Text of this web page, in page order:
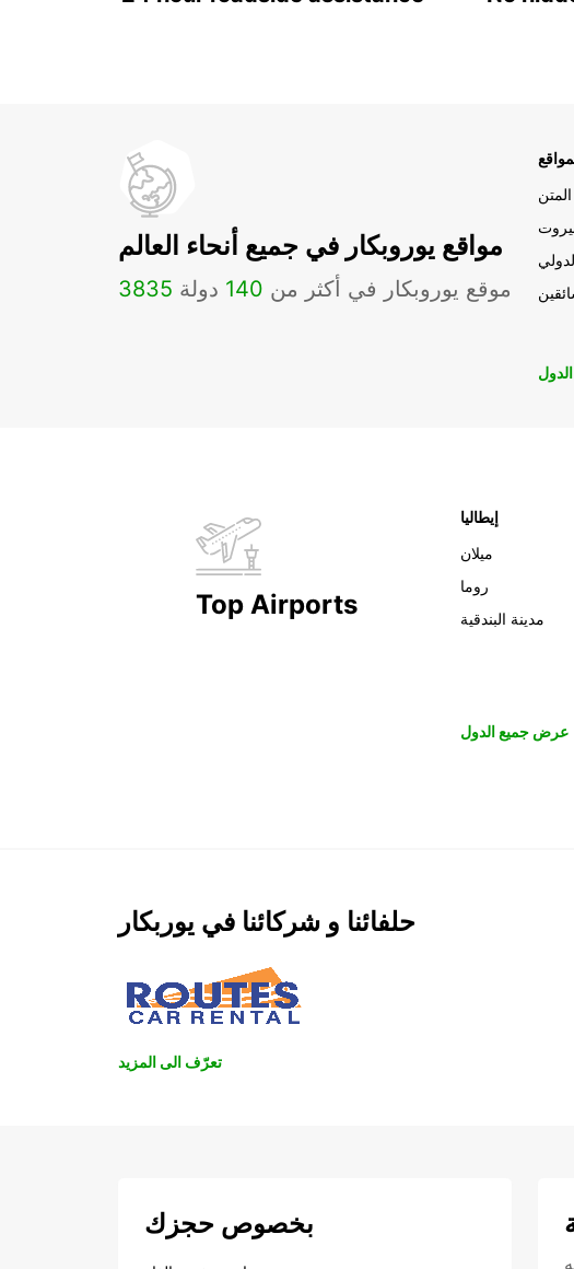
مواقع يوروبكار في جميع أنحاء العالم
3835 موقع يوروبكار في أكثر من 140 دولة
Top Airports
إيطاليا
ميلان
روما
مدينة البندقية
عرض جميع الدول
حلفائنا و شركائنا في يوربكار
تعرّف الى المزيد
بخصوص حجزك